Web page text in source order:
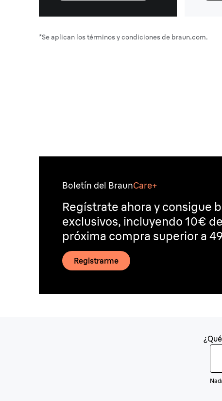
*Se aplican los términos y condiciones de braun.com.
Boletín del BraunCare+
Regístrate ahora y consigue
exclusivos, incluyendo 10€
próxima compra superior a
Registrarme